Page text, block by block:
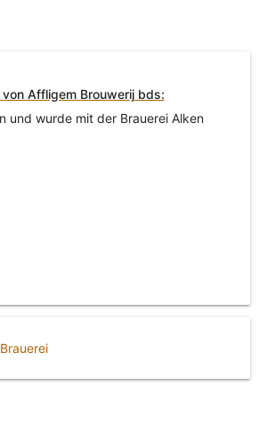
Affligem Brouwerij bds:
und wurde mit der Brauerei Alken
Brauerei